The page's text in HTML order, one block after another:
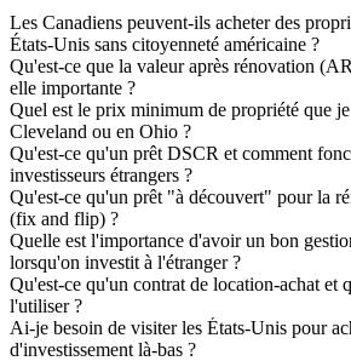
Les Canadiens peuvent-ils acheter des
États-Unis sans citoyenneté américaine ?
Qu'est-ce que la valeur après rénovation
elle importante ?
Quel est le prix minimum de propriété que
Cleveland ou en Ohio ?
Qu'est-ce qu'un prêt DSCR et comment
investisseurs étrangers ?
Qu'est-ce qu'un prêt "à découvert" pour la
(fix and flip) ?
Quelle est l'importance d'avoir un bon
lorsqu'on investit à l'étranger ?
Qu'est-ce qu'un contrat de location-achat et
l'utiliser ?
Ai-je besoin de visiter les États-Unis pour
d'investissement là-bas ?